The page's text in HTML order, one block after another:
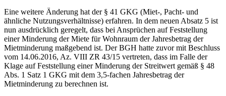
Eine weitere Änderung hat der § 41 GKG (Miet-, Pacht- und
ähnliche Nutzungsverhältnisse) erfahren. In dem neuen Absatz 5 ist
nun ausdrücklich geregelt, dass bei Ansprüchen auf Feststellung
einer Minderung der Miete für Wohnraum der Jahresbetrag der
Mietminderung maßgebend ist. Der BGH hatte zuvor mit Beschluss
vom 14.06.2016, Az. VIII ZR 43/15 vertreten, dass im Falle der
Klage auf Feststellung einer Minderung der Streitwert gemäß § 48
Abs. 1 Satz 1 GKG mit dem 3,5-fachen Jahresbetrag der
Mietminderung zu berechnen ist.